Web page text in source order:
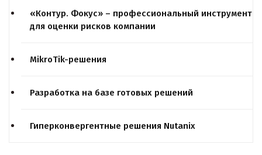
«Контур. Фокус» – профессиональный инструмент
для оценки рисков компании
MikroTik-решения
Разработка на базе готовых решений
Гиперконвергентные решения Nutanix